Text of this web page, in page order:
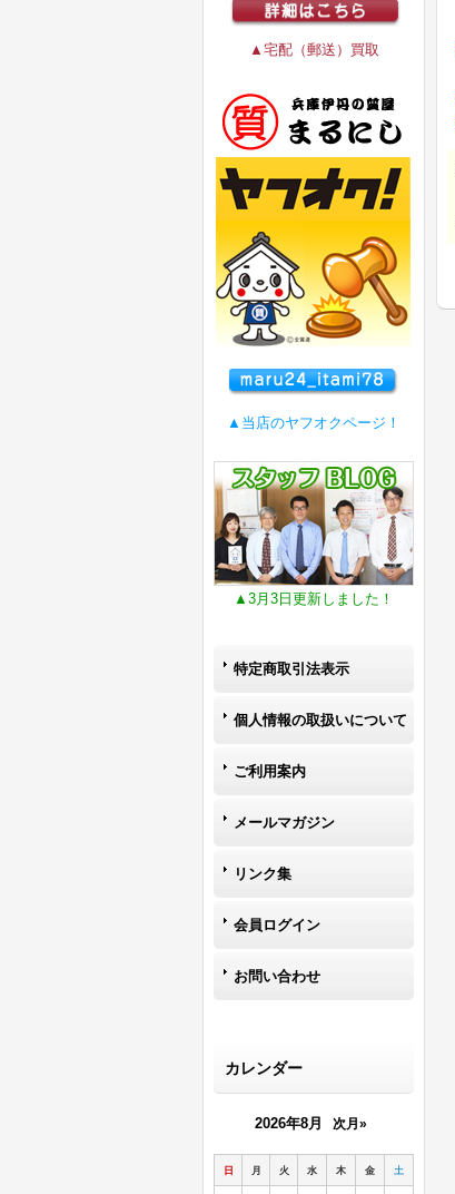
▲宅配（郵送）買取
▲当店のヤフオクページ！
▲3月3日更新しました！
特定商取引法表示
個人情報の取扱いについて
ご利用案内
メールマガジン
リンク集
会員ログイン
お問い合わせ
カレンダー
2026年8月 次月»
日 月 火 水 木 金 土